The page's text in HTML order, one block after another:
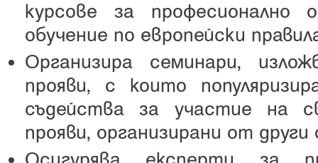
курсове за професионално
обучение по европейски
Организира семинари,
прояви, с които
съдейства за участие на
прояви, организирани от други